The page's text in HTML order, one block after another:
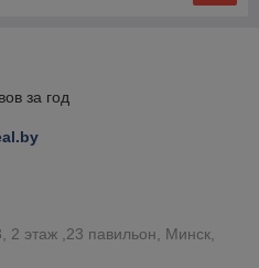
за год
2 этаж ,23 павильон, Минск,